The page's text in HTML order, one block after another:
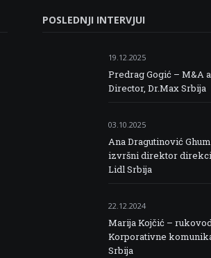
POSLEDNJI INTERVJUI
19.12.2025
Predrag Gogić – M&A
Director, Dr.Max Srbija
03.10.2025
Ana Dragutinović
izvršni direktor
Lidl Srbija
22.12.2024
Marija Kojčić –
Korporativne
Srbija